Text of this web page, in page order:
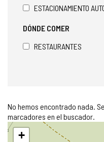
ESTACIONAMIENTO
DÓNDE COMER
RESTAURANTES
No hemos encontrado nada.
marcadores en el buscador.
Saltar
mapa
+